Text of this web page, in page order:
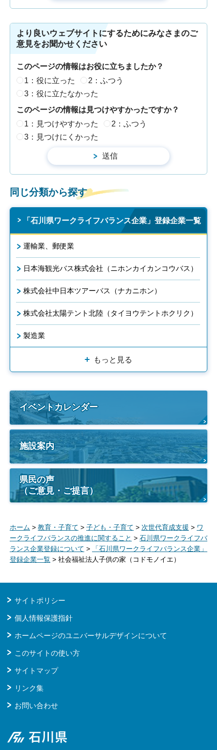
より良いウェブサイトにするためにみなさまのご
意見をお聞かせください
このページの情報はお役に立ちましたか？
1：役に立った
2：ふつう
3：役に立たなかった
このページの情報は見つけやすかったですか？
1：見つけやすかった
2：ふつう
3：見つけにくかった
同じ分類から探す
「石川県ワークライフバランス企業」登録企業一覧
運輸業、郵便業
日本海観光バス株式会社（ニホンカイカンコウバス）
株式会社中日本ツアーバス（ナカニホン）
株式会社太陽テント北陸（タイヨウテントホクリク）
製造業
もっと見る
イベントカレンダー
施設案内
県民の声
（ご意見・ご提言）
ホーム > 教育・子育て > 子ども・子育て > 次世代育成支援 > ワ
ークライフバランスの推進に関すること > 石川県ワークライフバ
ランス企業登録について >
「石川県ワークライフバランス企業」
登録企業一覧 > 社会福祉法人子供の家（コドモノイエ）
サイトポリシー
個人情報保護指針
ホームページのユニバーサルデザインについて
このサイトの使い方
サイトマップ
リンク集
お問い合わせ
石川県